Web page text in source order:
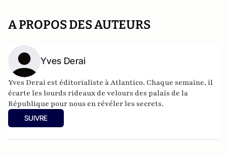
A PROPOS DES AUTEURS
Yves Derai
Yves Derai est éditorialiste à Atlantico. Chaque semaine, il
écarte les lourds rideaux de velours des palais de la
République pour nous en révéler les secrets.
SUIVRE